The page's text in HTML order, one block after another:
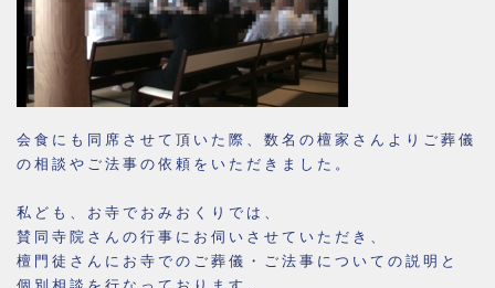
会食にも同席させて頂いた際、数名の檀家さんよりご葬儀
の相談やご法事の依頼をいただきました。
私ども、お寺でおみおくりでは、
賛同寺院さんの行事にお伺いさせていただき、
檀門徒さんにお寺でのご葬儀・ご法事についての説明と